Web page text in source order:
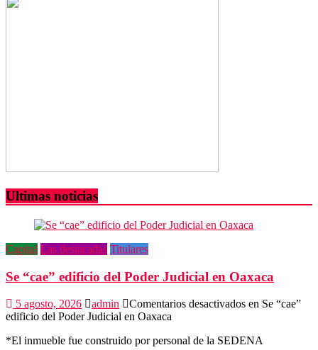
Ultimas noticias
Capital Las destacadas Titulares
Se “cae” edificio del Poder Judicial en Oaxaca
5 agosto, 2026 admin Comentarios desactivados en Se “cae”
edificio del Poder Judicial en Oaxaca
*El inmueble fue construido por personal de la SEDENA